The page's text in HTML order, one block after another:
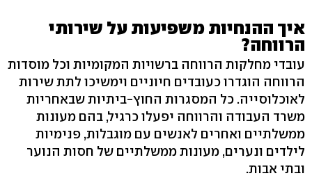
איך ההנחיות משפיעות על שירותי
הרווחה?
עובדי מחלקות הרווחה ברשויות המקומיות וכל מוסדות
הרווחה הוגדרו כעובדים חיוניים וימשיכו לתת שירות
לאוכלוסייה. כל המסגרות החוץ-ביתיות שבאחריות
משרד העבודה והרווחה יפעלו כרגיל, בהם מעונות
ממשלתיים ואחרים לאנשים עם מוגבלות, פנימיות
לילדים ונערים, מעונות ממשלתיים של חסות הנוער
ובתי אבות.